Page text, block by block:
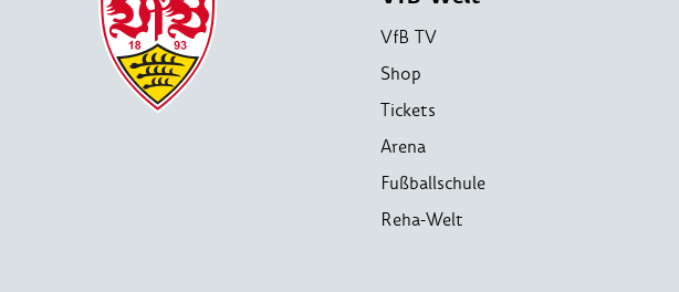
VfB TV
Shop
Tickets
Arena
Fußballschule
Reha-Welt